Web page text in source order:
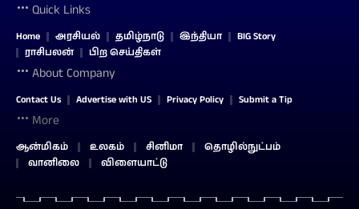
Quick Links
Home அரசியல் தமிழ்நாடு இந்தியா
BIG Story
ராசிபலன்
பிற செய்திகள்
About Company
Contact Us Advertise with US Privacy Policy Submit a Tip
More
ஆன்மிகம் உலகம் சினிமா
தொழில்நுட்பம்
வானிலை
விளையாட்டு